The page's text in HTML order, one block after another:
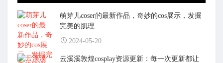
萌芽儿coser的最新作品，奇妙的cos展示，发掘
完美的肌理
2024-05-20
云溪溪敦煌cosplay资源更新：每一次更新都让